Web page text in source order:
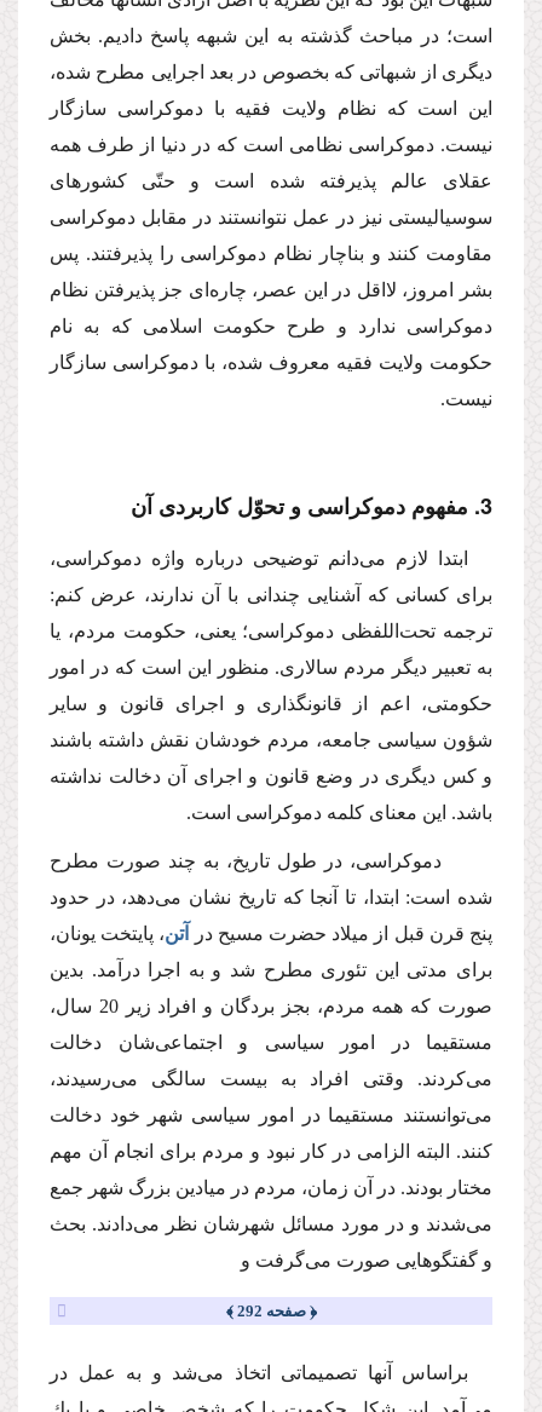
است؛ در مباحث گذشته به این شبهه پاسخ دادیم. بخش
دیگرى از شبهاتى كه بخصوص در بعد اجرایى مطرح شده،
این است كه نظام ولایت فقیه با دموكراسى سازگار
نیست. دموكراسى نظامى است كه در دنیا از طرف همه
عقلاى عالم پذیرفته شده است و حتّى كشورهاى
سوسیالیستى نیز در عمل نتوانستند در مقابل دموكراسى
مقاومت كنند و بناچار نظام دموكراسى را پذیرفتند. پس
بشر امروز، لااقل در این عصر، چاره‌اى جز پذیرفتن نظام
دموكراسى ندارد و طرح حكومت اسلامى كه به نام
حكومت ولایت فقیه معروف شده، با دموكراسى سازگار
نیست.
3. مفهوم دموكراسى و تحوّل كاربردى آن
ابتدا لازم مى‌دانم توضیحى درباره واژه دموكراسى،
براى كسانى كه آشنایى چندانى با آن ندارند، عرض كنم:
ترجمه تحت‌اللفظى دموكراسى؛ یعنى، حكومت مردم، یا
به تعبیر دیگر مردم سالارى. منظور این است كه در امور
حكومتى، اعم از قانونگذارى و اجراى قانون و سایر
شؤون سیاسى جامعه، مردم خودشان نقش داشته باشند
و كس دیگرى در وضع قانون و اجراى آن دخالت نداشته
باشد. این معناى كلمه دموكراسى است.
دموكراسى، در طول تاریخ، به چند صورت مطرح
شده است: ابتدا، تا آنجا كه تاریخ نشان مى‌دهد، در حدود
پنج قرن قبل از میلاد حضرت مسیح در
آتن، پایتخت یونان،
براى مدتى این تئورى مطرح شد و به اجرا درآمد. بدین
صورت كه همه مردم، بجز بردگان و افراد زیر 20 سال،
مستقیما در امور سیاسى و اجتماعى‌شان دخالت
مى‌كردند. وقتى افراد به بیست سالگى مى‌رسیدند،
مى‌توانستند مستقیما در امور سیاسى شهر خود دخالت
كنند. البته الزامى در كار نبود و مردم براى انجام آن مهم
مختار بودند. در آن زمان، مردم در میادین بزرگ شهر جمع
مى‌شدند و در مورد مسائل شهرشان نظر مى‌دادند. بحث
و گفتگوهایى صورت مى‌گرفت و
﴿ صفحه 292 ﴾
براساس آنها تصمیماتى اتخاذ مى‌شد و به عمل در